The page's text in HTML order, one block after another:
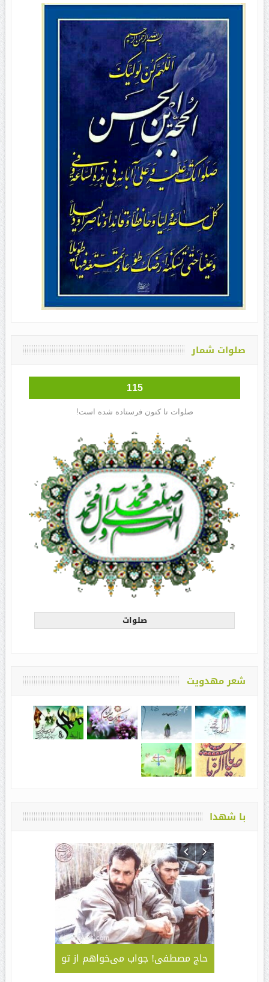
صلوات شمار
115
صلوات تا کنون فرستاده شده است!
صلوات
شعر مهدویت
با شهدا
جلوه
سبک و
حاج مصطفی! جواب می‌خواهم از تو
مهدی ” /